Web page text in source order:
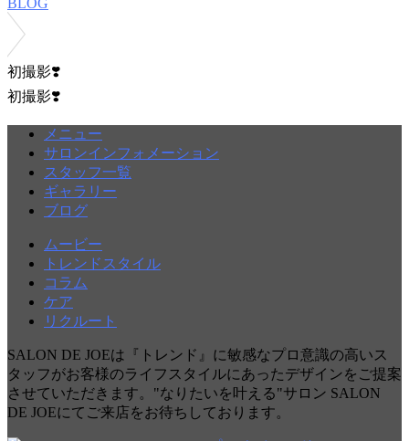
初撮影❣️
初撮影❣️
メニュー
サロンインフォメーション
スタッフ一覧
ギャラリー
ブログ
ムービー
トレンドスタイル
コラム
ケア
リクルート
SALON DE JOEは『トレンド』に敏感なプロ意識の高いス
タッフがお客様のライフスタイルにあったデザインをご提案
させていただきます。"なりたいを叶える"サロン SALON
DE JOEにてご来店をお待ちしております。